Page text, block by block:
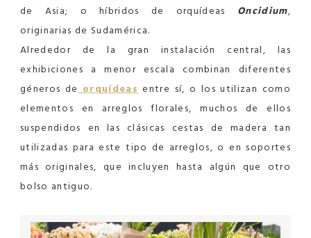
de Asia; o híbridos de orquídeas Oncidium,
originarias de Sudamérica.
Alrededor de la gran instalación central, las
exhibiciones a menor escala combinan diferentes
géneros de orquídeas entre sí, o los utilizan como
elementos en arreglos florales, muchos de ellos
suspendidos en las clásicas cestas de madera tan
utilizadas para este tipo de arreglos, o en soportes
más originales, que incluyen hasta algún que otro
bolso antiguo.